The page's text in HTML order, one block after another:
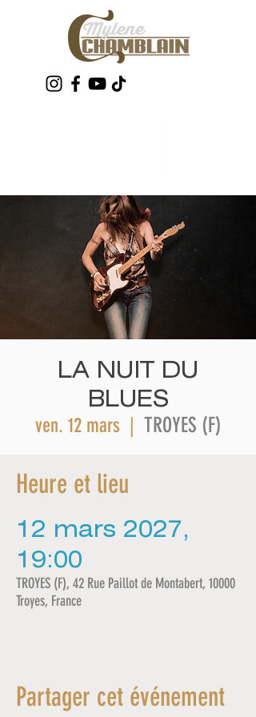
LA NUIT DU
BLUES
ven. 12 mars
  |
TROYES (F)
Heure et lieu
12 mars 2027,
19:00
TROYES (F), 42 Rue Paillot de Montabert, 10000
Troyes, France
Partager cet événement